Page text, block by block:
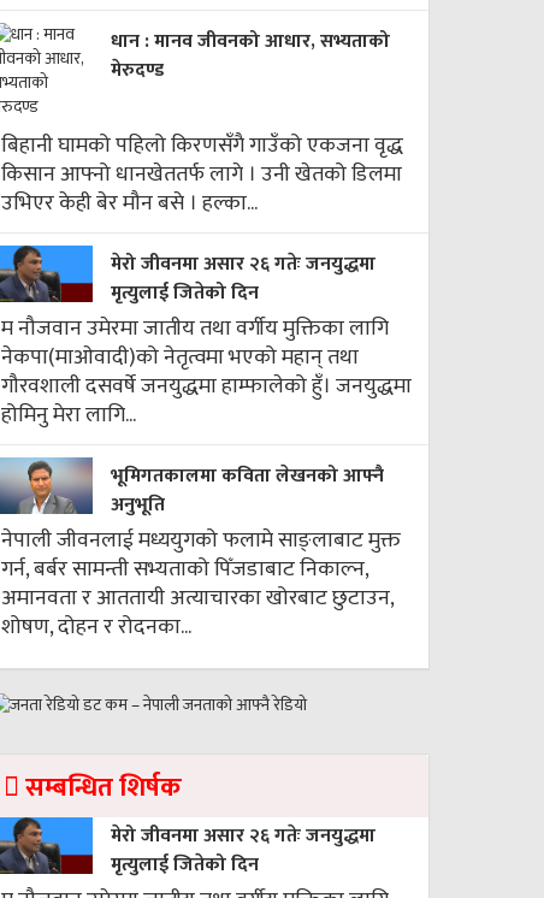
धान : मानव जीवनको आधार, सभ्यताको
मेरुदण्ड
बिहानी घामको पहिलो किरणसँगै गाउँको एकजना वृद्ध
किसान आफ्नो धानखेततर्फ लागे । उनी खेतको डिलमा
उभिएर केही बेर मौन बसे । हल्का...
मेरो जीवनमा असार २६ गतेः जनयुद्धमा
मृत्युलाई जितेको दिन
म नौजवान उमेरमा जातीय तथा वर्गीय मुक्तिका लागि
नेकपा(माओवादी)को नेतृत्वमा भएको महान् तथा
गौरवशाली दसवर्षे जनयुद्धमा हाम्फालेको हुँ। जनयुद्धमा
होमिनु मेरा लागि...
भूमिगतकालमा कविता लेखनको आफ्नै
अनुभूति
नेपाली जीवनलाई मध्ययुगको फलामे साङ्लाबाट मुक्त
गर्न, बर्बर सामन्ती सभ्यताको पिँजडाबाट निकाल्न,
अमानवता र आततायी अत्याचारका खोरबाट छुटाउन,
शोषण, दोहन र रोदनका...
सम्बन्धित शिर्षक
मेरो जीवनमा असार २६ गतेः जनयुद्धमा
मृत्युलाई जितेको दिन